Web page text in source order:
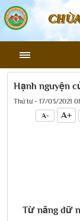
Hạnh nguyện
Thứ tư - 17/03/2021
A-
A+
Từ năng dữ